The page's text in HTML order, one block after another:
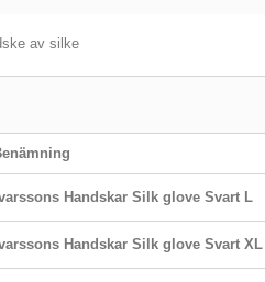
av silke
Handskar Silk glove Svart L
Handskar Silk glove Svart XL